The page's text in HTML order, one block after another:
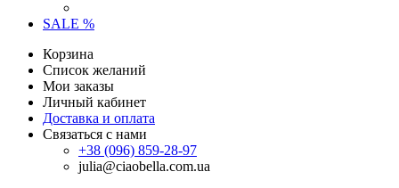
SALE %
Корзина
Список желаний
Мои заказы
Личный кабинет
Доставка и оплата
Связаться с нами
+38 (096) 859-28-97
julia@ciaobella.com.ua